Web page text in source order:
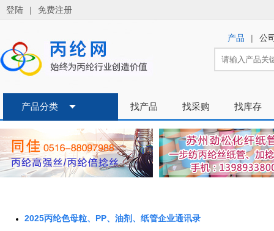
2025丙纶色母粒、PP、油剂、纸管企业通讯录